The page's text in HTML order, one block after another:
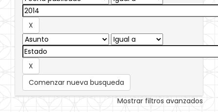
Comenzar nueva busqueda
Mostrar filtros avanzados